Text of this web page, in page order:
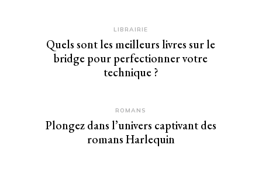
LIBRAIRIE
Quels sont les meilleurs livres sur le
bridge pour perfectionner votre
technique ?
ROMANS
Plongez dans l’univers captivant des
romans Harlequin